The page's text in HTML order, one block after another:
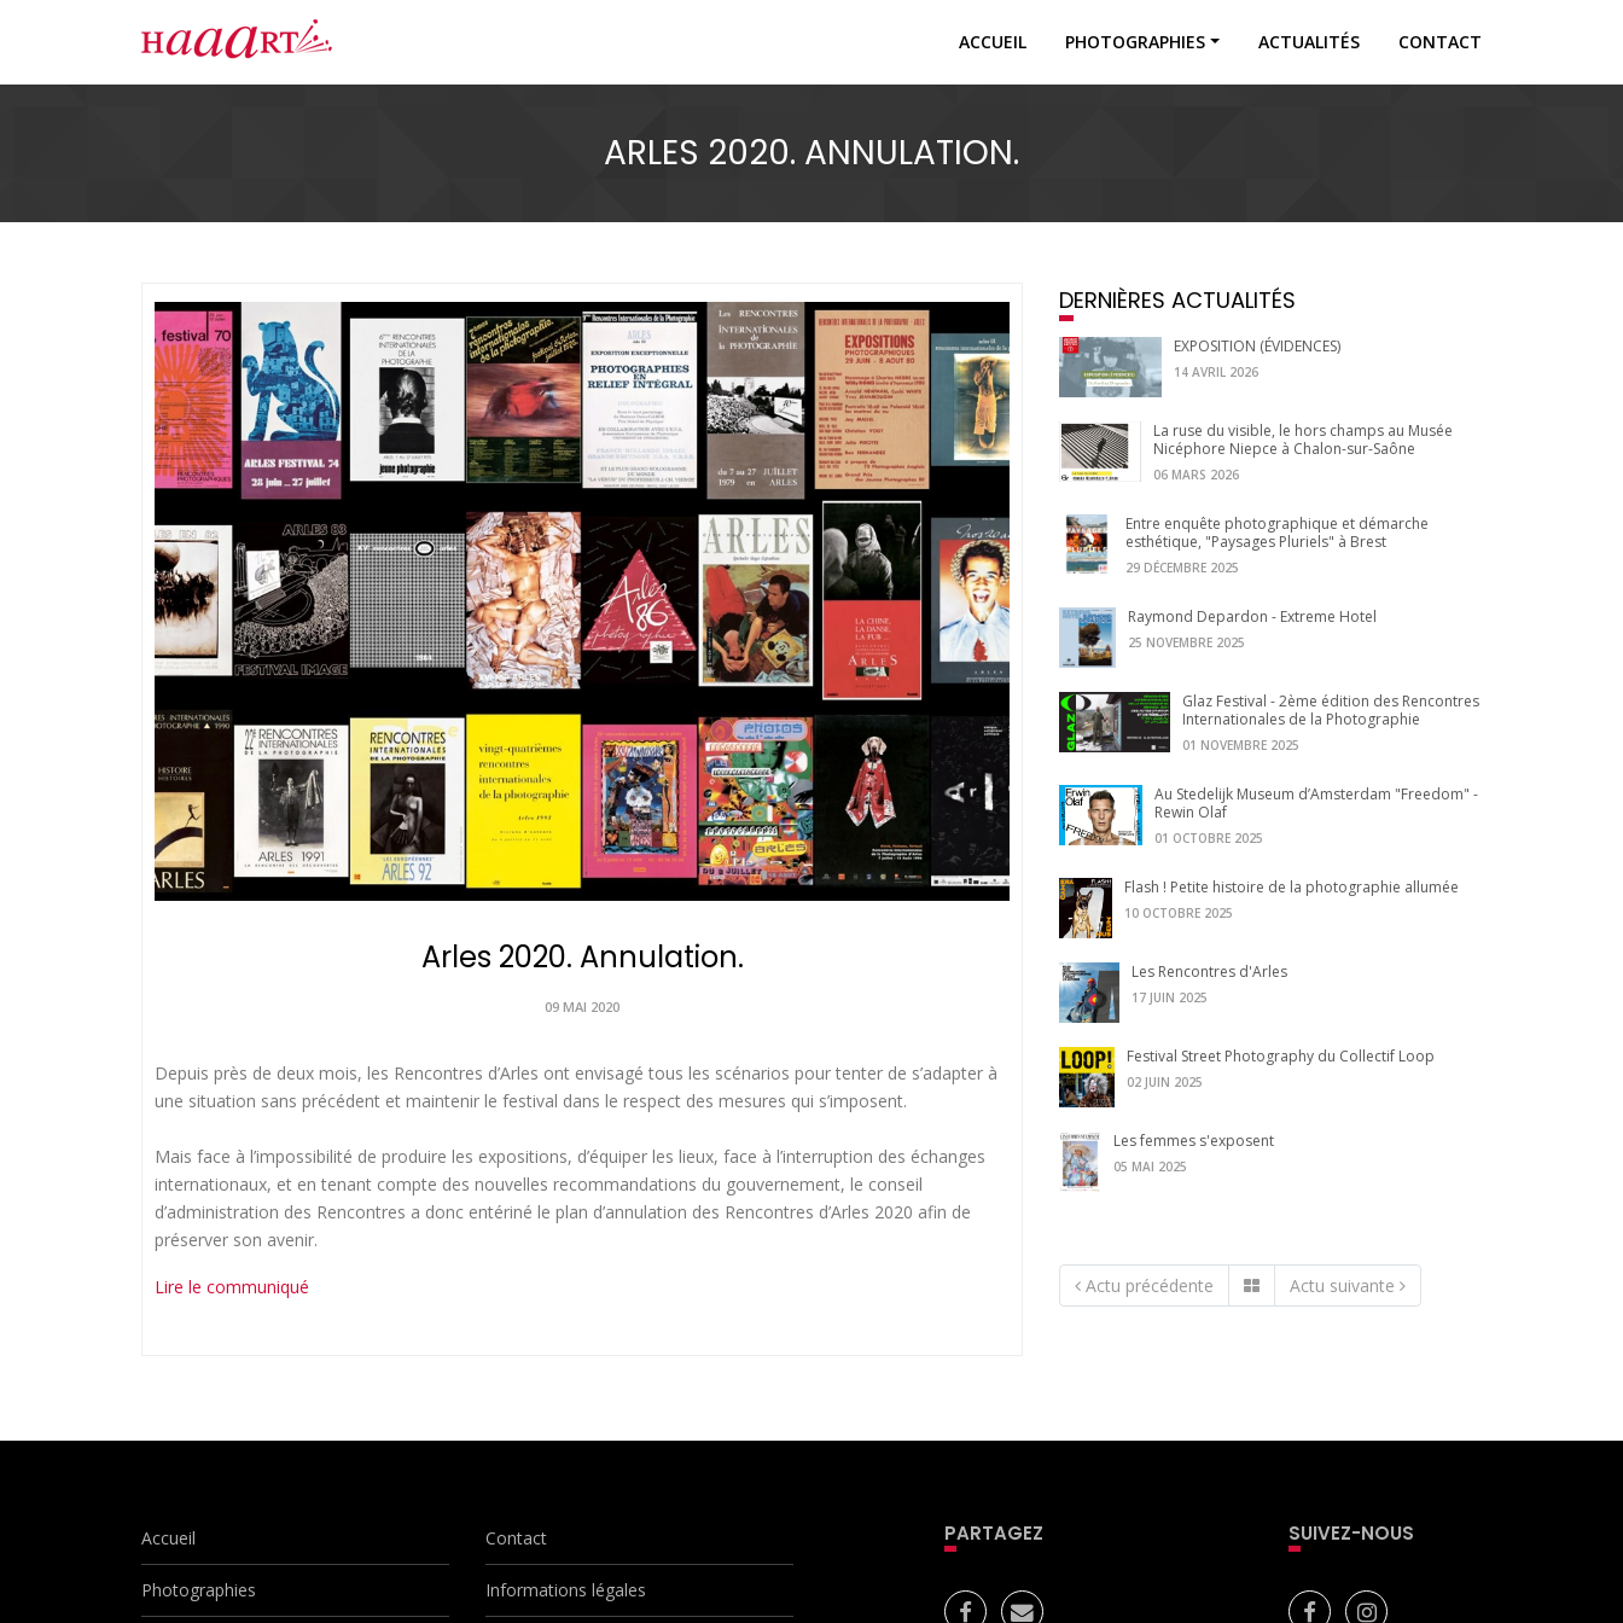
ACCUEIL PHOTOGRAPHIES ACTUALITÉS CONTACT
ARLES 2020. ANNULATION.
Arles 2020. Annulation.
09 MAI 2020
Depuis près de deux mois, les Rencontres d’Arles ont envisagé tous les scénarios pour tenter de s’adapter à
une situation sans précédent et maintenir le festival dans le respect des mesures qui s’imposent.
Mais face à l’impossibilité de produire les expositions, d’équiper les lieux, face à l’interruption des échanges
internationaux, et en tenant compte des nouvelles recommandations du gouvernement, le conseil
d’administration des Rencontres a donc entériné le plan d’annulation des Rencontres d’Arles 2020 afin de
préserver son avenir.
Lire le communiqué
DERNIÈRES ACTUALITÉS
EXPOSITION (ÉVIDENCES)
14 AVRIL 2026
La ruse du visible, le hors champs au Musée
Nicéphore Niepce à Chalon-sur-Saône
06 MARS 2026
Entre enquête photographique et démarche
esthétique, "Paysages Pluriels" à Brest
29 DÉCEMBRE 2025
Raymond Depardon - Extreme Hotel
25 NOVEMBRE 2025
Glaz Festival - 2ème édition des Rencontres
Internationales de la Photographie
01 NOVEMBRE 2025
Au Stedelijk Museum d’Amsterdam "Freedom" -
Rewin Olaf
01 OCTOBRE 2025
Flash ! Petite histoire de la photographie allumée
10 OCTOBRE 2025
Les Rencontres d'Arles
17 JUIN 2025
Festival Street Photography du Collectif Loop
02 JUIN 2025
Les femmes s'exposent
05 MAI 2025
Actu précédente Actu suivante
Accueil
Photographies
Contact
Informations légales
PARTAGEZ SUIVEZ-NOUS